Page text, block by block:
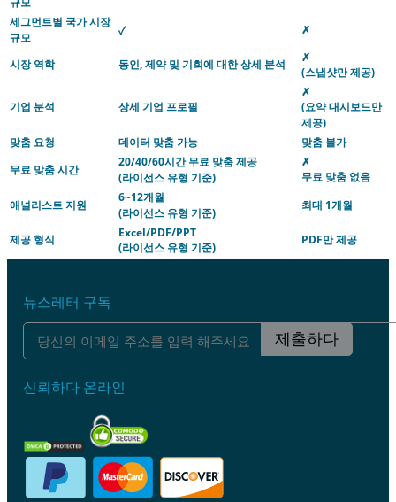
세그먼트별 국가 시장
규모
✓ ✗
시장 역학 동인, 제약 및 기회에 대한 상세 분석
✗
(스냅샷만 제공)
기업 분석 상세 기업 프로필
✗
(요약 대시보드만
제공)
맞춤 요청
데이터 맞춤 가능
맞춤 불가
무료 맞춤 시간
20/40/60시간 무료 맞춤 제공
(라이선스 유형 기준)
✗
무료 맞춤 없음
애널리스트 지원
6~12개월
(라이선스 유형 기준)
최대 1개월
제공 형식
Excel/PDF/PPT
(라이선스 유형 기준)
PDF만 제공
뉴스레터 구독
제출하다
신뢰하다 온라인